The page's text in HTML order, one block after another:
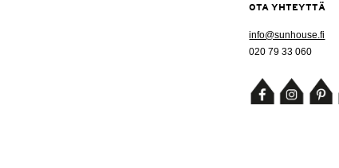
OTA YHTEYTTÄ
info@sunhouse.fi
020 79 33 060